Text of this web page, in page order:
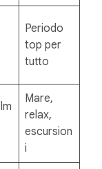
Periodo
top per
tutto
Mare,
relax,
escursion
i